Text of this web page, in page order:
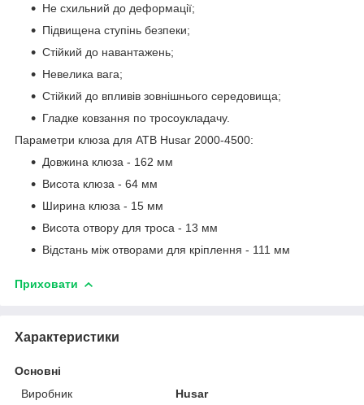
Не схильний до деформації;
Підвищена ступінь безпеки;
Стійкий до навантажень;
Невелика вага;
Стійкий до впливів зовнішнього середовища;
Гладке ковзання по тросоукладачу.
Параметри клюза для АТВ Husar 2000-4500:
Довжина клюза - 162 мм
Висота клюза - 64 мм
Ширина клюза - 15 мм
Висота отвору для троса - 13 мм
Відстань між отворами для кріплення - 111 мм
Приховати
Характеристики
Основні
Виробник
Husar